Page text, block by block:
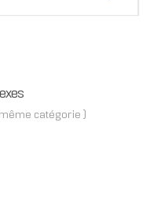
catégorie )